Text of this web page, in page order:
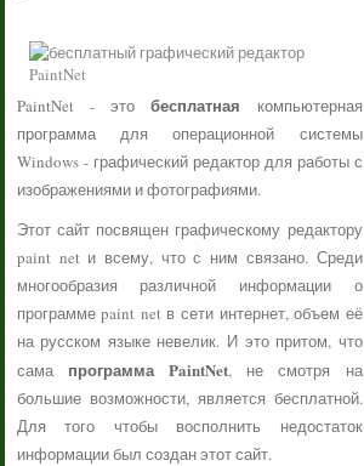
PaintNet - этобесплатная компьютерная
программа для операционной системы
Windows - графический редактор для работы с
изображениями и фотографиями.
Этот сайт посвящен графическому редактору
paint net и всему, что с ним связано. Среди
многообразия различной информации о
программе paint net в сети интернет, объем её
на русском языке невелик. И это притом, что
сама программа PaintNet, не смотря на
большие возможности, является бесплатной.
Для того чтобы восполнить недостаток
информации был создан этот сайт.